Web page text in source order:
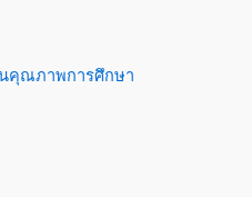
คุณภาพการศึกษา